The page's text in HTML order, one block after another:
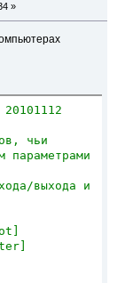
в
»
чьи
параметрами
выхода и